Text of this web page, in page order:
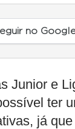
no
Junior e
ter
já